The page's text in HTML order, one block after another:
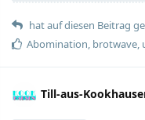
hat auf diesen Beitrag
Abomination, brotwave,
Till-aus-